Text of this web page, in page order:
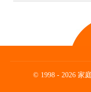
© 1998 - 2026 家